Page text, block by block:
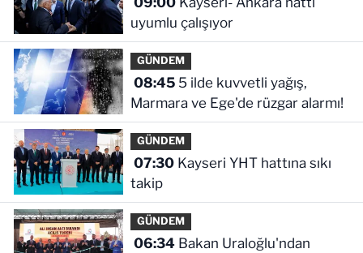
uyumlu çalışıyor
GÜNDEM
08:455 ilde kuvvetli yağış,
Marmara ve Ege'de rüzgar alarmı!
GÜNDEM
07:30Kayseri YHT hattına sıkı
takip
GÜNDEM
06:34Bakan Uraloğlu'ndan